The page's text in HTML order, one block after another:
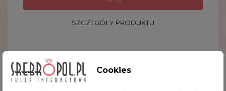
SZCZEGÓŁY PRODUKTU
Zestaw filiżnka i czajniczek, to świetna propozycja
dla miłośników herbaty z dolewką. Herbata w
Cookies